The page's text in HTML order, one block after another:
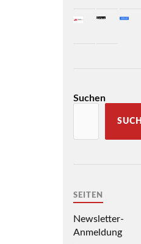
Suchen
SEITEN
Newsletter-
Anmeldung